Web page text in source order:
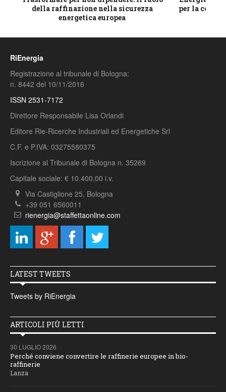
della raffinazione nella sicurezza
energetica europea
per la
RiEnergia
Registrazione al tribunale di Bologna:
n. 8442 del 10/11/2016
ISSN 2531-7172
Direttore Responsabile Lisa Orlandi
Editore Rie-Ricerche Industriali ed Energetiche Srl
C.F. e P.IVA: 03275580375
Iscrizione al Tribunale di Bologna n. 35269
Capitale sociale: € 10.400,00 i.v.
Via Castiglione 25, Bologna
+39 051 6560011
rienergia@staffettaonline.com
LATEST TWEETS
Tweets by RiEnergia
ARTICOLI PIÙ LETTI
30 LUGLIO 2026
Perché conviene convertire le raffinerie europee in bio-
raffinerie
Lanza